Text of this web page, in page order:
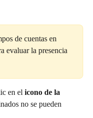
de cuentas en
evaluar la presencia
en el icono de la
no se pueden